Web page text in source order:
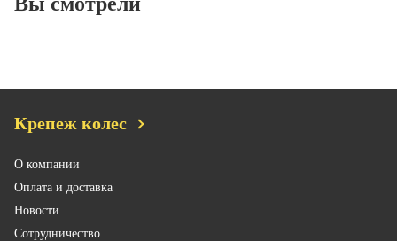
Крепеж колес
О компании
Оплата и доставка
Новости
Сотрудничество